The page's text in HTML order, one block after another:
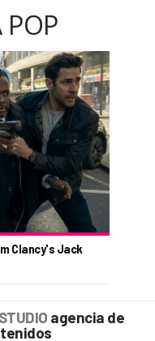
POP
Clancy's Jack
agencia de